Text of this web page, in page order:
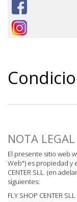
NOTA LEGAL
El presente sitio web
Web") es propiedad y
CENTER SLL. (en
siguientes:
FLY SHOP CENTER SLL